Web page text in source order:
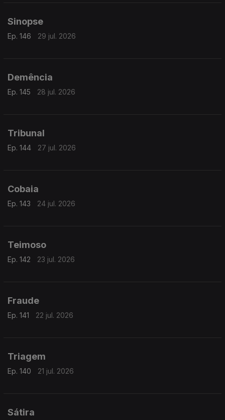
Sinopse
Ep. 146 29 jul. 2026
Demência
Ep. 145 28 jul. 2026
Tribunal
Ep. 144 27 jul. 2026
Cobaia
Ep. 143 24 jul. 2026
Teimoso
Ep. 142 23 jul. 2026
Fraude
Ep. 141 22 jul. 2026
Triagem
Ep. 140 21 jul. 2026
Sátira